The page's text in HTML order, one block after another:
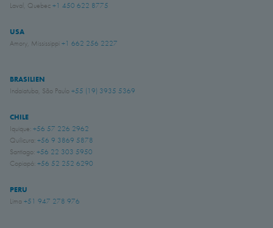
Laval, Quebec+1 450 622 8775
USA
Amory, Mississippi +1 662 256 2227
BRASILIEN
Indaiatuba, São Paulo +55 (19) 3935 5369
CHILE
Iquique: +56 57 226 2962
Quilicura: +56 9 3869 5878
Santiago: +56 22 303 5950
Copiapó: +56 52 252 6290
PERU
Lima +51 947 278 976